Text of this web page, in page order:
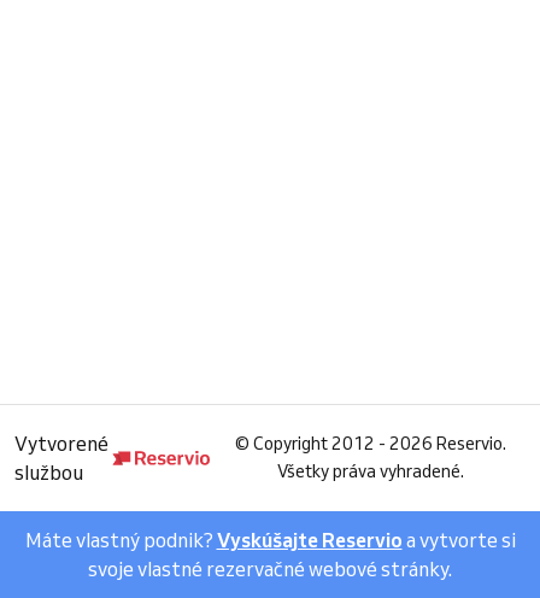
Vytvorené
službou
© Copyright 2012 - 2026 Reservio.
Všetky práva vyhradené.
Máte vlastný podnik? Vyskúšajte Reservio a vytvorte si
svoje vlastné rezervačné webové stránky.